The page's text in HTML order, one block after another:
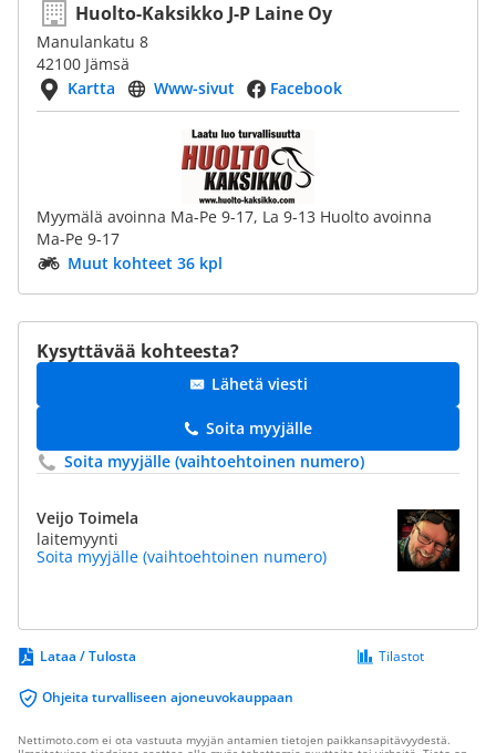
Huolto-Kaksikko J-P Laine Oy
Manulankatu 8
42100 Jämsä
Kartta
Www-sivut Facebook
Myymälä avoinna Ma-Pe 9-17, La 9-13 Huolto avoinna
Ma-Pe 9-17
Muut kohteet 36 kpl
Kysyttävää kohteesta?
Lähetä viesti
Soita myyjälle
Soita myyjälle (vaihtoehtoinen numero)
Veijo Toimela
laitemyynti
Soita myyjälle (vaihtoehtoinen numero)
Lataa / Tulosta
Ohjeita turvalliseen ajoneuvokauppaan
Tilastot
Nettimoto.com ei ota vastuuta myyjän antamien tietojen paikkansapitävyydestä.